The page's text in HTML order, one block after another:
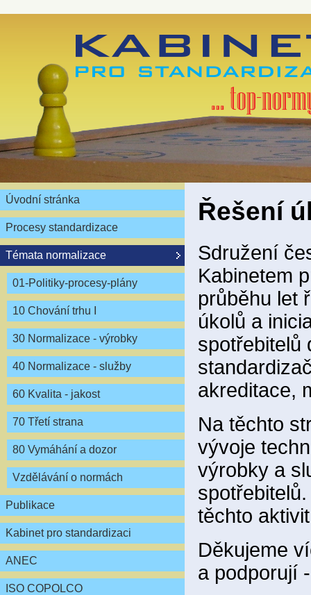
Úvodní stránka
Procesy standardizace
Témata normalizace
01-Politiky-procesy-plány
10 Chování trhu I
30 Normalizace - výrobky
40 Normalizace - služby
60 Kvalita - jakost
70 Třetí strana
80 Vymáhání a dozor
Vzdělávání o normách
Publikace
Kabinet pro standardizaci
ANEC
ISO COPOLCO
Řešení
Sdružení
Kabinetem
průběhu let
úkolů a
spotřebitelů
akreditace,
Na těchto
vývoje
výrobky a
těchto
Děkujeme
a podporují